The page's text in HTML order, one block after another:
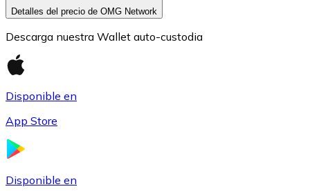
Litecoin
LTC
Detalles del precio de OMG Network
Descarga nuestra Wallet auto-custodia
Disponible en
App Store
Disponible en